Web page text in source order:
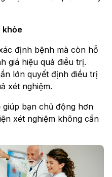
khỏe
định bệnh mà còn hỗ
giá hiệu quả điều trị.
lớn quyết định điều trị
xét nghiệm.
giúp bạn chủ động hơn
xét nghiệm không cần